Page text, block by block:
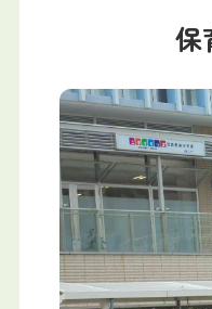
各種書類
お仕事をお探しの方
よくあるご質問
保育園に関するお問い合
保